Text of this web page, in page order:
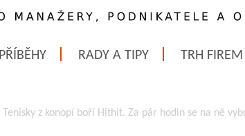
PŘÍBĚHY RADY A TIPY TRH FIREM
Tenisky z konopí boří Hithit. Za pár hodin se na ně